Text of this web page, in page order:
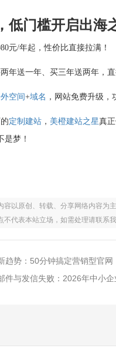
低门槛开启出海
元/年起，性价比直接拉满！
年送一年、买三年送两年，
空间+域名 ，网站免费升级，
定制建站 ， 美橙建站之星真
是梦！
容以原创、转载、分享网络内容
不代表本站立场，如需处理请联系我
趋势：50分钟搞定营销型官网
件与发信失败：2026年中小企